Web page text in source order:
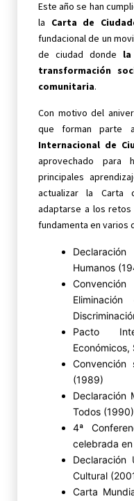
Este año se han
la Carta de
fundacional de un
de ciudad donde
transformación
comunitaria.
Con motivo del
que forman parte
Internacional de
aprovechado para
principales
actualizar la Carta
adaptarse a los retos
fundamenta en varios
Humanos
Pacto
(1989)
Declaración
Todos (1990)
4ª
celebrada
Declaración
Cultural
Carta